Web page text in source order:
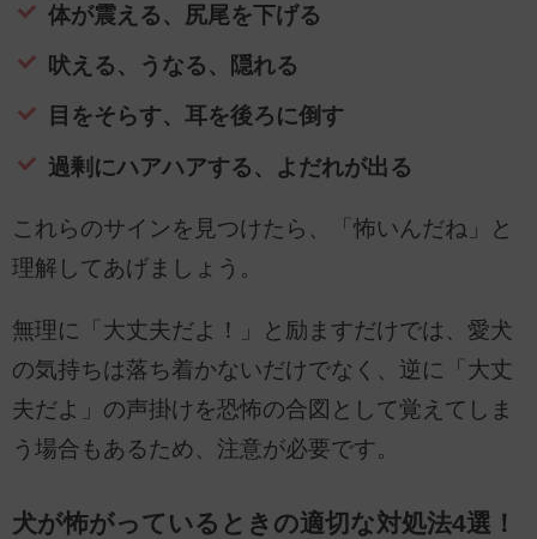
体が震える、尻尾を下げる
吠える、うなる、隠れる
目をそらす、耳を後ろに倒す
過剰にハアハアする、よだれが出る
これらのサインを見つけたら、「怖いんだね」と
理解してあげましょう。
無理に「大丈夫だよ！」と励ますだけでは、愛犬
の気持ちは落ち着かないだけでなく、逆に「大丈
夫だよ」の声掛けを恐怖の合図として覚えてしま
う場合もあるため、注意が必要です。
犬が怖がっているときの適切な対処法4選！